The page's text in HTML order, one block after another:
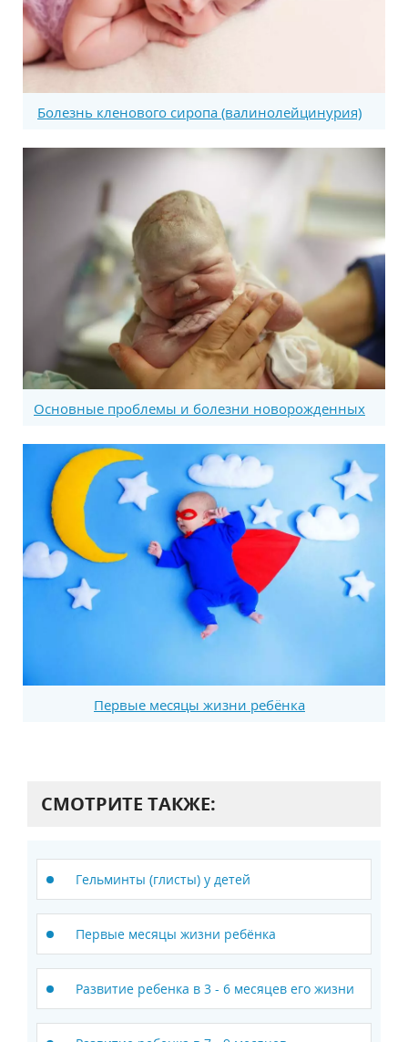
Болезнь кленового сиропа (валинолейцинурия)
Основные проблемы и болезни новорожденных
Первые месяцы жизни ребёнка
СМОТРИТЕ ТАКЖЕ:
Гельминты (глисты) у детей
Первые месяцы жизни ребёнка
Развитие ребенка в 3 - 6 месяцев его жизни